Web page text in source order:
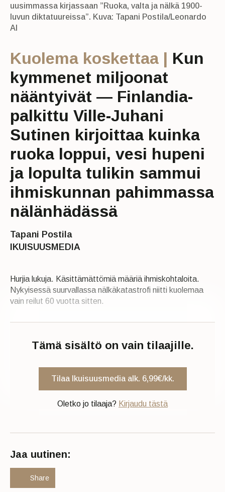
uusimmassa kirjassaan ”Ruoka, valta ja nälkä 1900-
luvun diktatuureissa”. Kuva: Tapani Postila/Leonardo
AI
Kuolema koskettaa | Kun
kymmenet miljoonat
nääntyivät — Finlandia-
palkittu Ville-Juhani
Sutinen kirjoittaa kuinka
ruoka loppui, vesi hupeni
ja lopulta tulikin sammui
ihmiskunnan pahimmassa
nälänhädässä
Tapani Postila
IKUISUUSMEDIA
Hurjia lukuja. Käsittämättömiä määriä ihmiskohtaloita.
Nykyisessä suurvallassa nälkäkatastrofi niitti kuolemaa
vain reilut 60 vuotta sitten.
Tämä sisältö on vain tilaajille.
Tilaa Ikuisuusmedia alk. 6,99€/kk.
Oletko jo tilaaja? Kirjaudu tästä
Jaa uutinen:
Share